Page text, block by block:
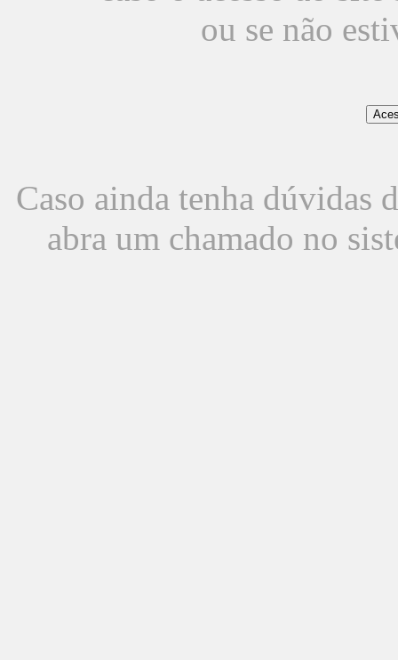
ou se não
Caso ainda tenha dúvidas
abra um chamado no